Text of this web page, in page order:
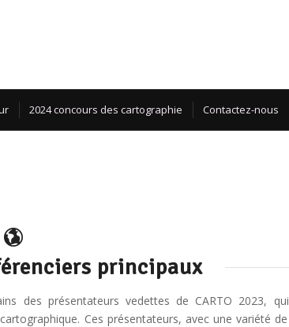
2024 concours des cartographie Contactez-nous
principaux
des présentateurs vedettes de CARTO 2023, qui
cartographique. Ces présentateurs, avecune variété de